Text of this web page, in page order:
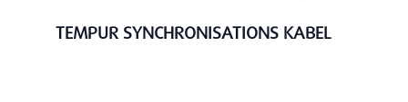
TEMPUR SYNCHRONISATIONS KABEL